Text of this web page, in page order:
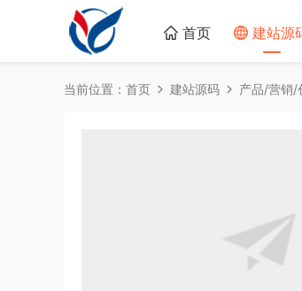
首页 建站源
当前位置： 首页 建站源码 产品/营销/